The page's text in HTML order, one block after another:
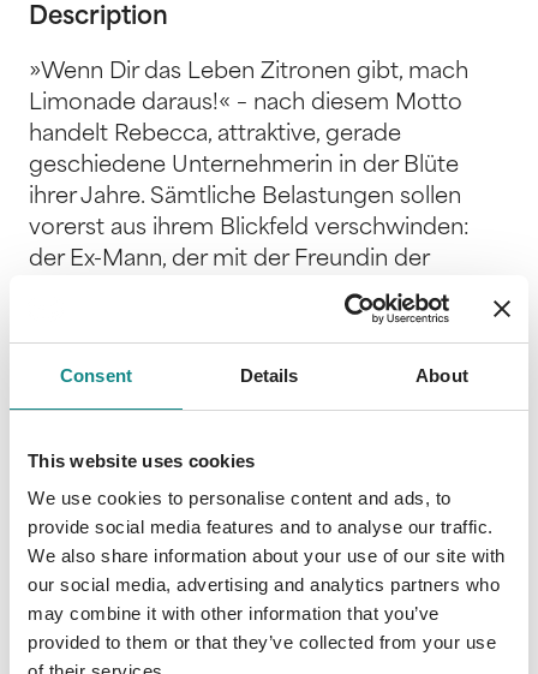
Consent Details About
This website uses cookies
We use cookies to personalise content and ads, to
provide social media features and to analyse our traffic.
We also share information about your use of our site with
our social media, advertising and analytics partners who
may combine it with other information that you’ve
provided to them or that they’ve collected from your use
Description
»Wenn Dir das Leben Zitronen gibt, mach
Limonade daraus!« – nach diesem Motto
handelt Rebecca, attraktive, gerade
geschiedene Unternehmerin in der Blüte
ihrer Jahre. Sämtliche Belastungen sollen
vorerst aus ihrem Blickfeld verschwinden:
der Ex-Mann, der mit der Freundin der
Tochter zusammenlebt, oder die Tochter
selbst, die sich gerade im Selbstfindungstrip
Besuch bei ihrem Freund Manito würden sie
wieder auf andere Gedanken bringen. Doch
Cousin sie in einen heißen Flirt verwickelt –
der Anfang einer gefühlvollen Geschichte
über Liebe in ihren unterschiedlichsten
Facetten und die Qualität wahrer
Freundschaft, garniert mit kriminellen
Machenschaften und verfolgt von den